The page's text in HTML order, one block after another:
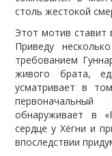
столь жестокой
Этот мотив ставит
Приведу
требованием
живого брата,
усматривает в
обнаруживает в
сердце у Хёгни и
впоследствии